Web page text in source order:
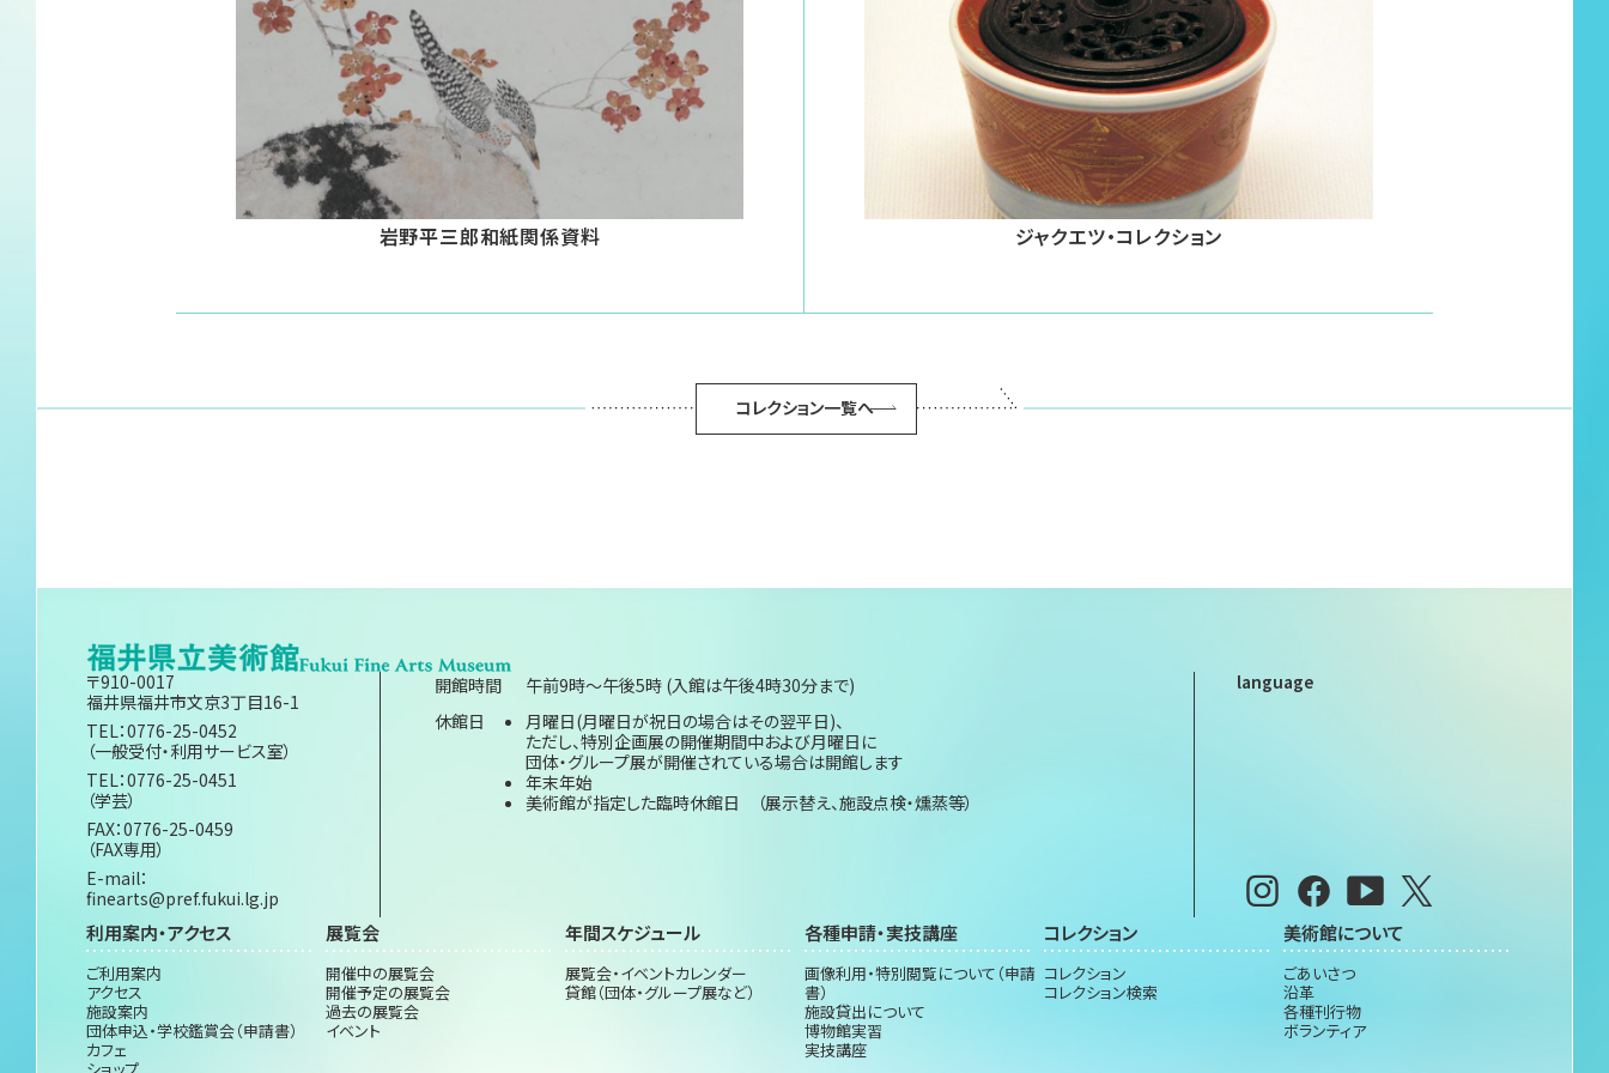
岩野平三郎和紙関係資料 ジャクエツ・コレクション
コレクション一覧へ
〒910-0017
福井県福井市文京3丁目16-1
TEL：0776-25-0452
（一般受付・利用サービス室）
TEL：0776-25-0451
（学芸）
FAX：0776-25-0459
（FAX専用）
E-mail：
finearts@pref.fukui.lg.jp
開館時間
午前9時～午後5時 (入館は午後4時30分まで)
休館日
月曜日(月曜日が祝日の場合はその翌平日)、
ただし、特別企画展の開催期間中および月曜日に
団体・グループ展が開催されている場合は開館します
年末年始
美術館が指定した臨時休館日 （展示替え、施設点検・燻蒸等）
language
利用案内・アクセス
ご利用案内
アクセス
施設案内
団体申込・学校鑑賞会（申請書）
カフェ
展覧会
開催中の展覧会
開催予定の展覧会
過去の展覧会
イベント
年間スケジュール
展覧会・イベントカレンダー
貸館（団体・グループ展など）
各種申請・実技講座
画像利用・特別閲覧について（申請
書）
施設貸出について
博物館実習
実技講座
コレクション
コレクション
コレクション検索
美術館について
ごあいさつ
沿革
各種刊行物
ボランティア